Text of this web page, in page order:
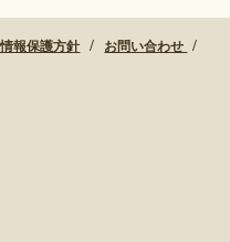
報保護方針
お問い合わせ